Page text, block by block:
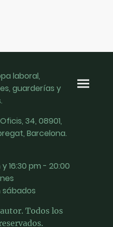
laboral,
guarderías y
34, 08901,
Barcelona.
16:30 pm - 20:00
sábados
Todos los